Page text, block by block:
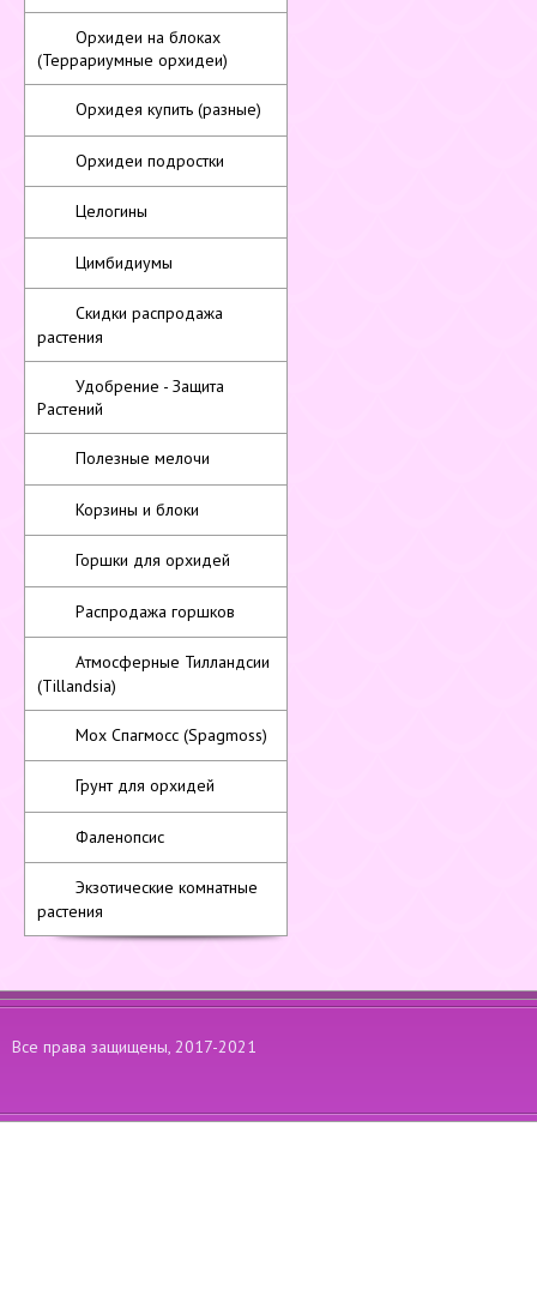
Орхидеи на блоках
(Террариумные орхидеи)
Орхидея купить (разные)
Орхидеи подростки
Целогины
Цимбидиумы
Скидки распродажа
растения
Удобрение - Защита
Растений
Полезные мелочи
Корзины и блоки
Горшки для орхидей
Распродажа горшков
Атмосферные Тилландсии
(Tillandsia)
Мох Спагмосс (Spagmoss)
Грунт для орхидей
Фаленопсис
Экзотические комнатные
растения
Все права защищены, 2017-2021